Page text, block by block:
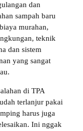
dan
sampah baru
murahan,
teknik
dan sistem
yang sangat
di TPA
terlanjur pakai
harus juga
Ini nggak